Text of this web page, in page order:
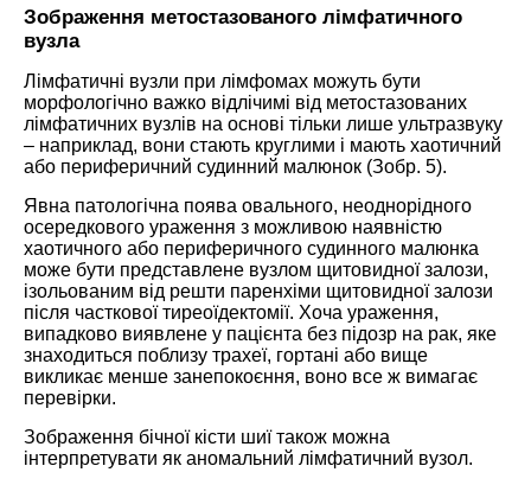
Зображення метостазованого лімфатичного
вузла
Лімфатичні вузли при лімфомах можуть бути
морфологічно важко відлічимі від метостазованих
лімфатичних вузлів на основі тільки лише ультразвуку
– наприклад, вони стають круглими і мають хаотичний
або периферичний судинний малюнок (Зобр. 5).
Явна патологічна поява овального, неоднорідного
осередкового ураження з можливою наявністю
хаотичного або периферичного судинного малюнка
може бути представлене вузлом щитовидної залози,
ізольованим від решти паренхіми щитовидної залози
після часткової тиреоїдектомії. Хоча ураження,
випадково виявлене у пацієнта без підозр на рак, яке
знаходиться поблизу трахеї, гортані або вище
викликає менше занепокоєння, воно все ж вимагає
перевірки.
Зображення бічної кісти шиї також можна
інтерпретувати як аномальний лімфатичний вузол.